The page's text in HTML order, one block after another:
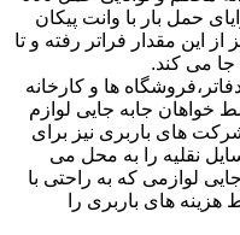
حمل بار با وانت پیکان
از این مقدار فراتر رفته و تا
جا می کند.
ها و کارخانه
خواهان جابه جایی لوازم
های باربری نیز برای
نقلیه را به محل می
لوازمی که به راحتی با
های باربری را